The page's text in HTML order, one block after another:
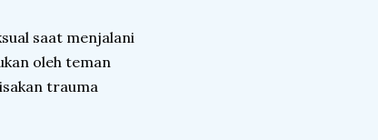
saat menjalani
oleh teman
trauma